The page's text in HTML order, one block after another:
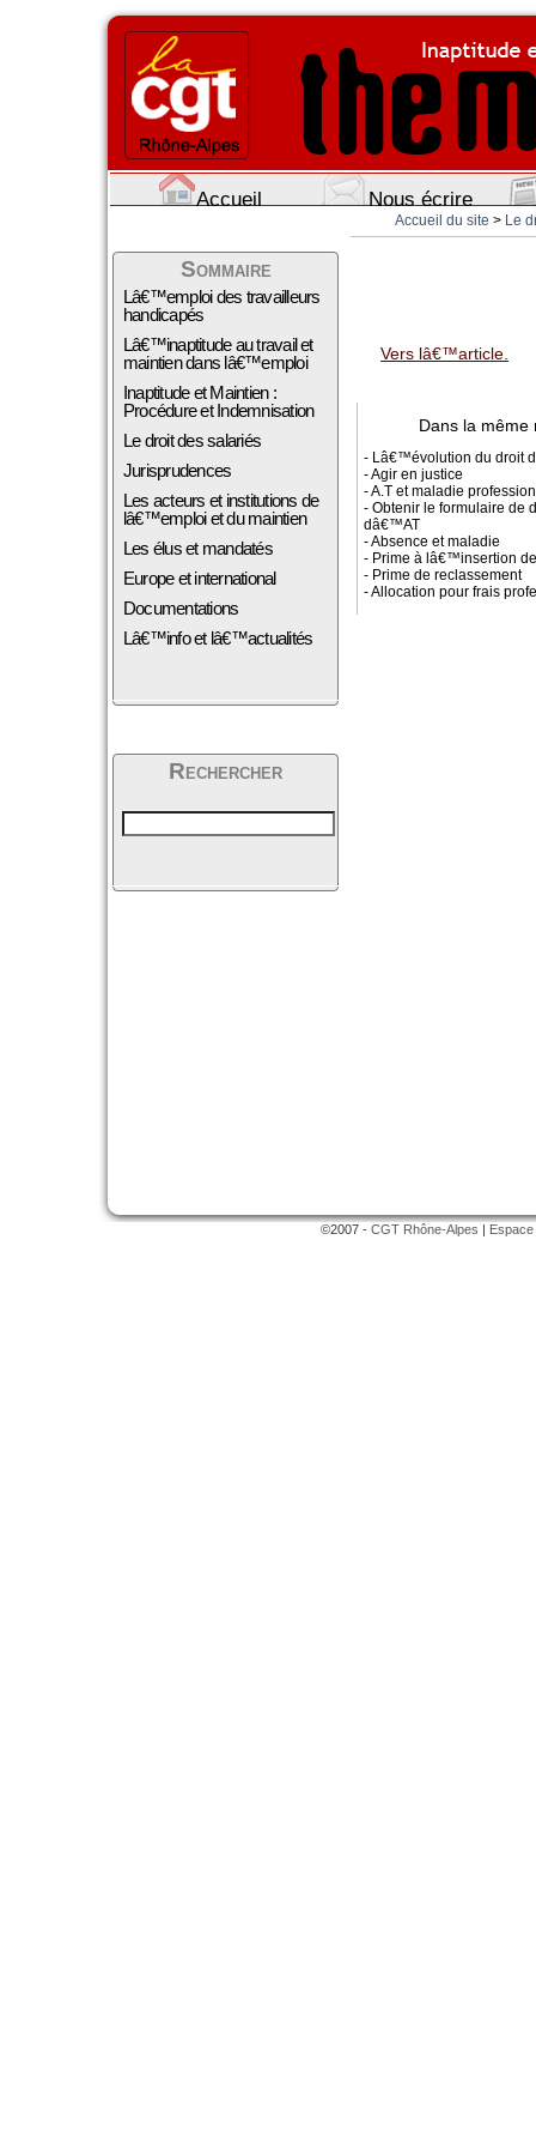
Accueil Nous écrire
Accueil du site > Le
Sommaire
Lâ€™emploi des travailleurs
handicapés
Lâ€™inaptitude au travail et
maintien dans lâ€™emploi
Inaptitude et Maintien :
Procédure et Indemnisation
Le droit des salariés
Jurisprudences
Les acteurs et institutions de
lâ€™emploi et du maintien
Les élus et mandatés
Europe et international
Documentations
Lâ€™info et lâ€™actualités
Rechercher
Vers lâ€™article.
Dans la même
- Lâ€™évolution du droit
- Agir en justice
- A.T et maladie
- Obtenir le formulaire de
dâ€™AT
- Absence et maladie
- Prime à lâ€™insertion
- Prime de reclassement
- Allocation pour frais
©2007 - CGT Rhône-Alpes |